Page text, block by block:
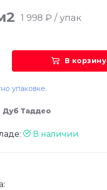
1 998 ₽ / упак
В корзину
упаковке.
Дуб Таддео
В наличии